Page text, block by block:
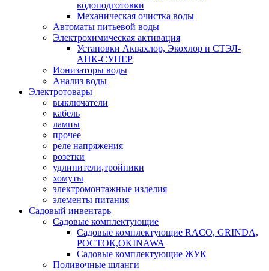
водоподготовки
Механическая очистка воды
Автоматы питьевой воды
Электрохимическая активация
Установки Аквахлор, Экохлор и СТЭЛ-
АНК-СУПЕР
Ионизаторы воды
Анализ воды
Электротовары
выключатели
кабель
лампы
прочее
реле напряжения
розетки
удлинители,тройники
хомуты
электромонтажные изделия
элементы питания
Садовый инвентарь
Садовые комплектующие
Садовые комплектующие RACO, GRINDA,
РОСТОК,OKINAWA
Садовые комплектующие ЖУК
Поливочные шланги